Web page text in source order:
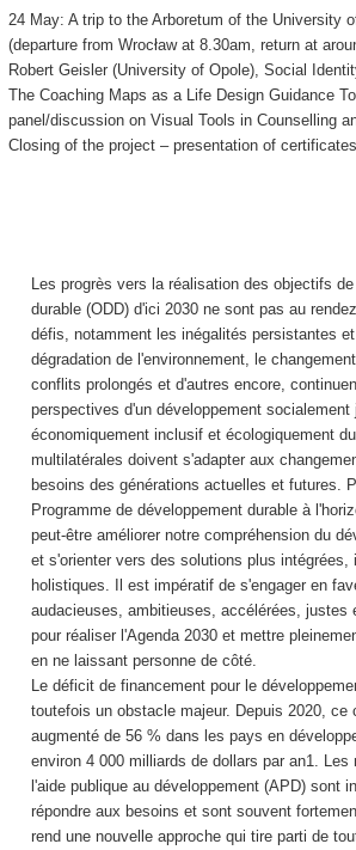
24 May: A trip to the Arboretum of the University
(departure from Wrocław at 8.30am, return at
Robert Geisler (University of Opole), Social
The Coaching Maps as a Life Design Guidance
panel/discussion on Visual Tools in Counselling
Closing of the project – presentation of certificates
Les progrès vers la réalisation des objectifs
durable (ODD) d'ici 2030 ne sont pas au
défis, notamment les inégalités persistantes
dégradation de l'environnement, le
conflits prolongés et d'autres encore,
perspectives d'un développement socialement
économiquement inclusif et écologiquement
multilatérales doivent s'adapter aux
besoins des générations actuelles et futures.
Programme de développement durable à
peut-être améliorer notre compréhension du
et s'orienter vers des solutions plus intégrées,
holistiques. Il est impératif de s'engager en
audacieuses, ambitieuses, accélérées, justes
pour réaliser l'Agenda 2030 et mettre
en ne laissant personne de côté.
Le déficit de financement pour le
toutefois un obstacle majeur. Depuis 2020, ce
augmenté de 56 % dans les pays en
environ 4 000 milliards de dollars par an1. Les
l'aide publique au développement (APD) sont
répondre aux besoins et sont souvent
rend une nouvelle approche qui tire parti de